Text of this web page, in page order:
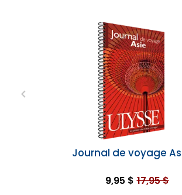
Journal de voyage
9,95 $ 17,95 $